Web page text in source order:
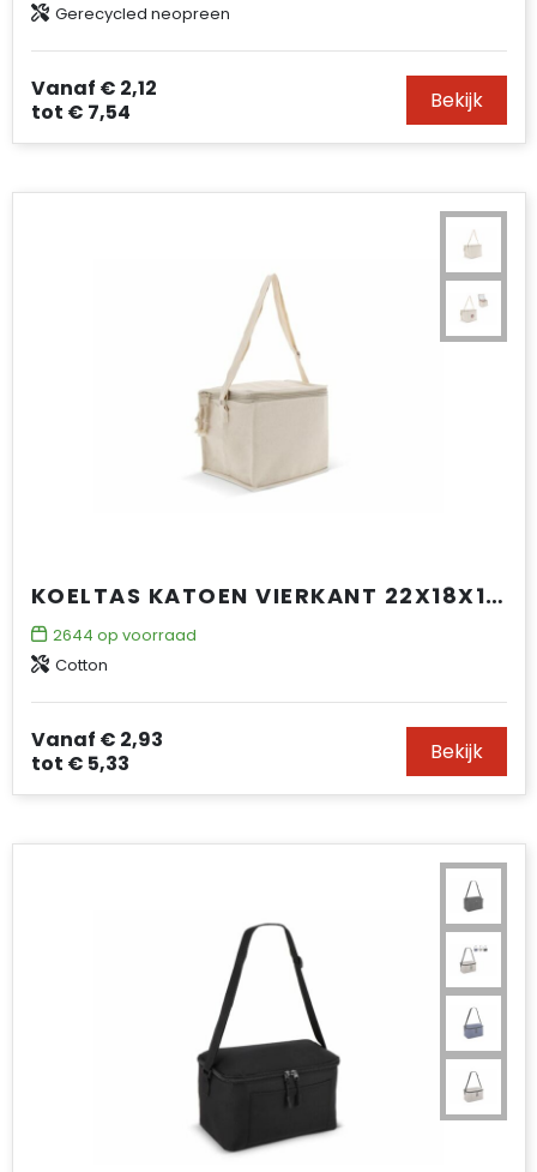
Gerecycled neopreen
Vanaf € 2,12
tot € 7,54 Bekijk
KOELTAS KATOEN VIERKANT 22X18X18CM
2644 op voorraad
Cotton
Vanaf € 2,93
tot € 5,33 Bekijk